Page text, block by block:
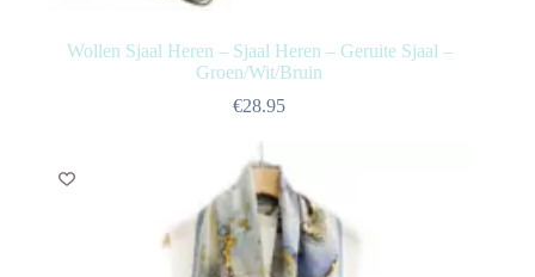
Wollen Sjaal Heren – Sjaal Heren – Geruite Sjaal –
Groen/Wit/Bruin
€28.95